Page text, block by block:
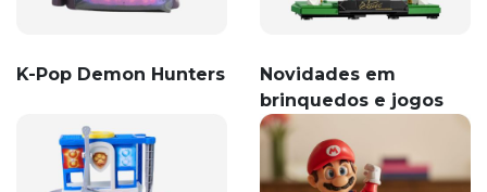
K-Pop Demon Hunters
Novidades em
brinquedos e jogos